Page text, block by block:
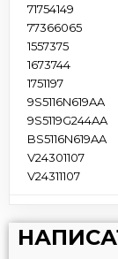
71754149
77366065
1557375
1673744
1751197
9S5116N619AA
9S5119G244AA
BS5116N619AA
V24301107
V24311107